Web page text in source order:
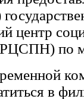
центр
по
в